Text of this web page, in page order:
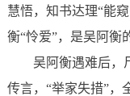
慧悟，知书达理“能
衡“怜爱”，是吴阿衡
吴阿衡遇难后，
传言，“举家失措”，